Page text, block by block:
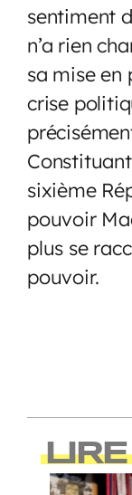
sentiment
n’a rien
sa mise en
crise
sixième
pouvoir
plus se
pouvoir.
LIRE